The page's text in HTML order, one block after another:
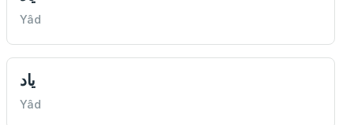
Yâd
ياد
Yâd